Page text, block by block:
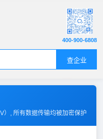
查企业
400-900-6808
）, 所有数据传输均被加密保护